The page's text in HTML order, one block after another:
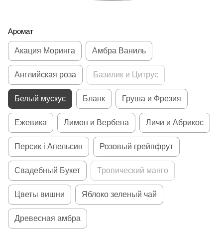
Аромат
Акация Моринга Амбра Ваниль
Английская роза Базилик и Цитрус
Белый мускус Бланк Груша и Фрезия
Ежевика Лимон и Вербена Личи и Абрикос
Персик і Апельсин Розовый грейпфрут
Свадебный Букет Тропический манго
Цветы вишни Яблоко зеленый чай
Древесная амбра